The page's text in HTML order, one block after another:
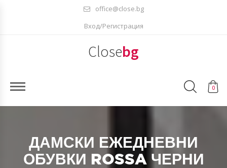
office@close.bg
Вход/Регистрация
Closebg
0
ДАМСКИ ЕЖЕДНЕВНИ
ОБУВКИ ROSSA ЧЕРНИ